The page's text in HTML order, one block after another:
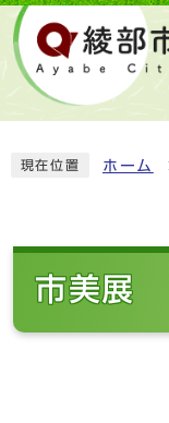
現在位置 ホーム
市美展